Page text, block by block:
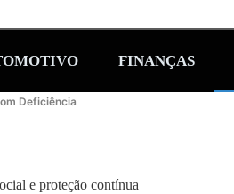
FINANÇAS
Deficiência
e proteção contínua